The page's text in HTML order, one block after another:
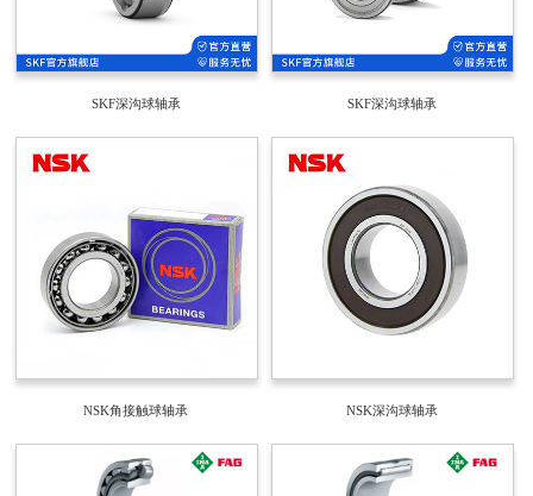
SKF深沟球轴承 SKF深沟球轴承
NSK角接触球轴承 NSK深沟球轴承